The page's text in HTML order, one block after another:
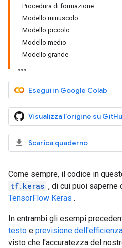
Procedura di formazione
Modello minuscolo
Modello piccolo
Modello medio
Modello grande
Esegui in Google Colab
Visualizza l'origine su
Scarica quaderno
Come sempre, il codice in
tf.keras , di cui puoi saperne
TensorFlow Keras .
In entrambi gli esempi
testo e previsione
visto che l'accuratezza del